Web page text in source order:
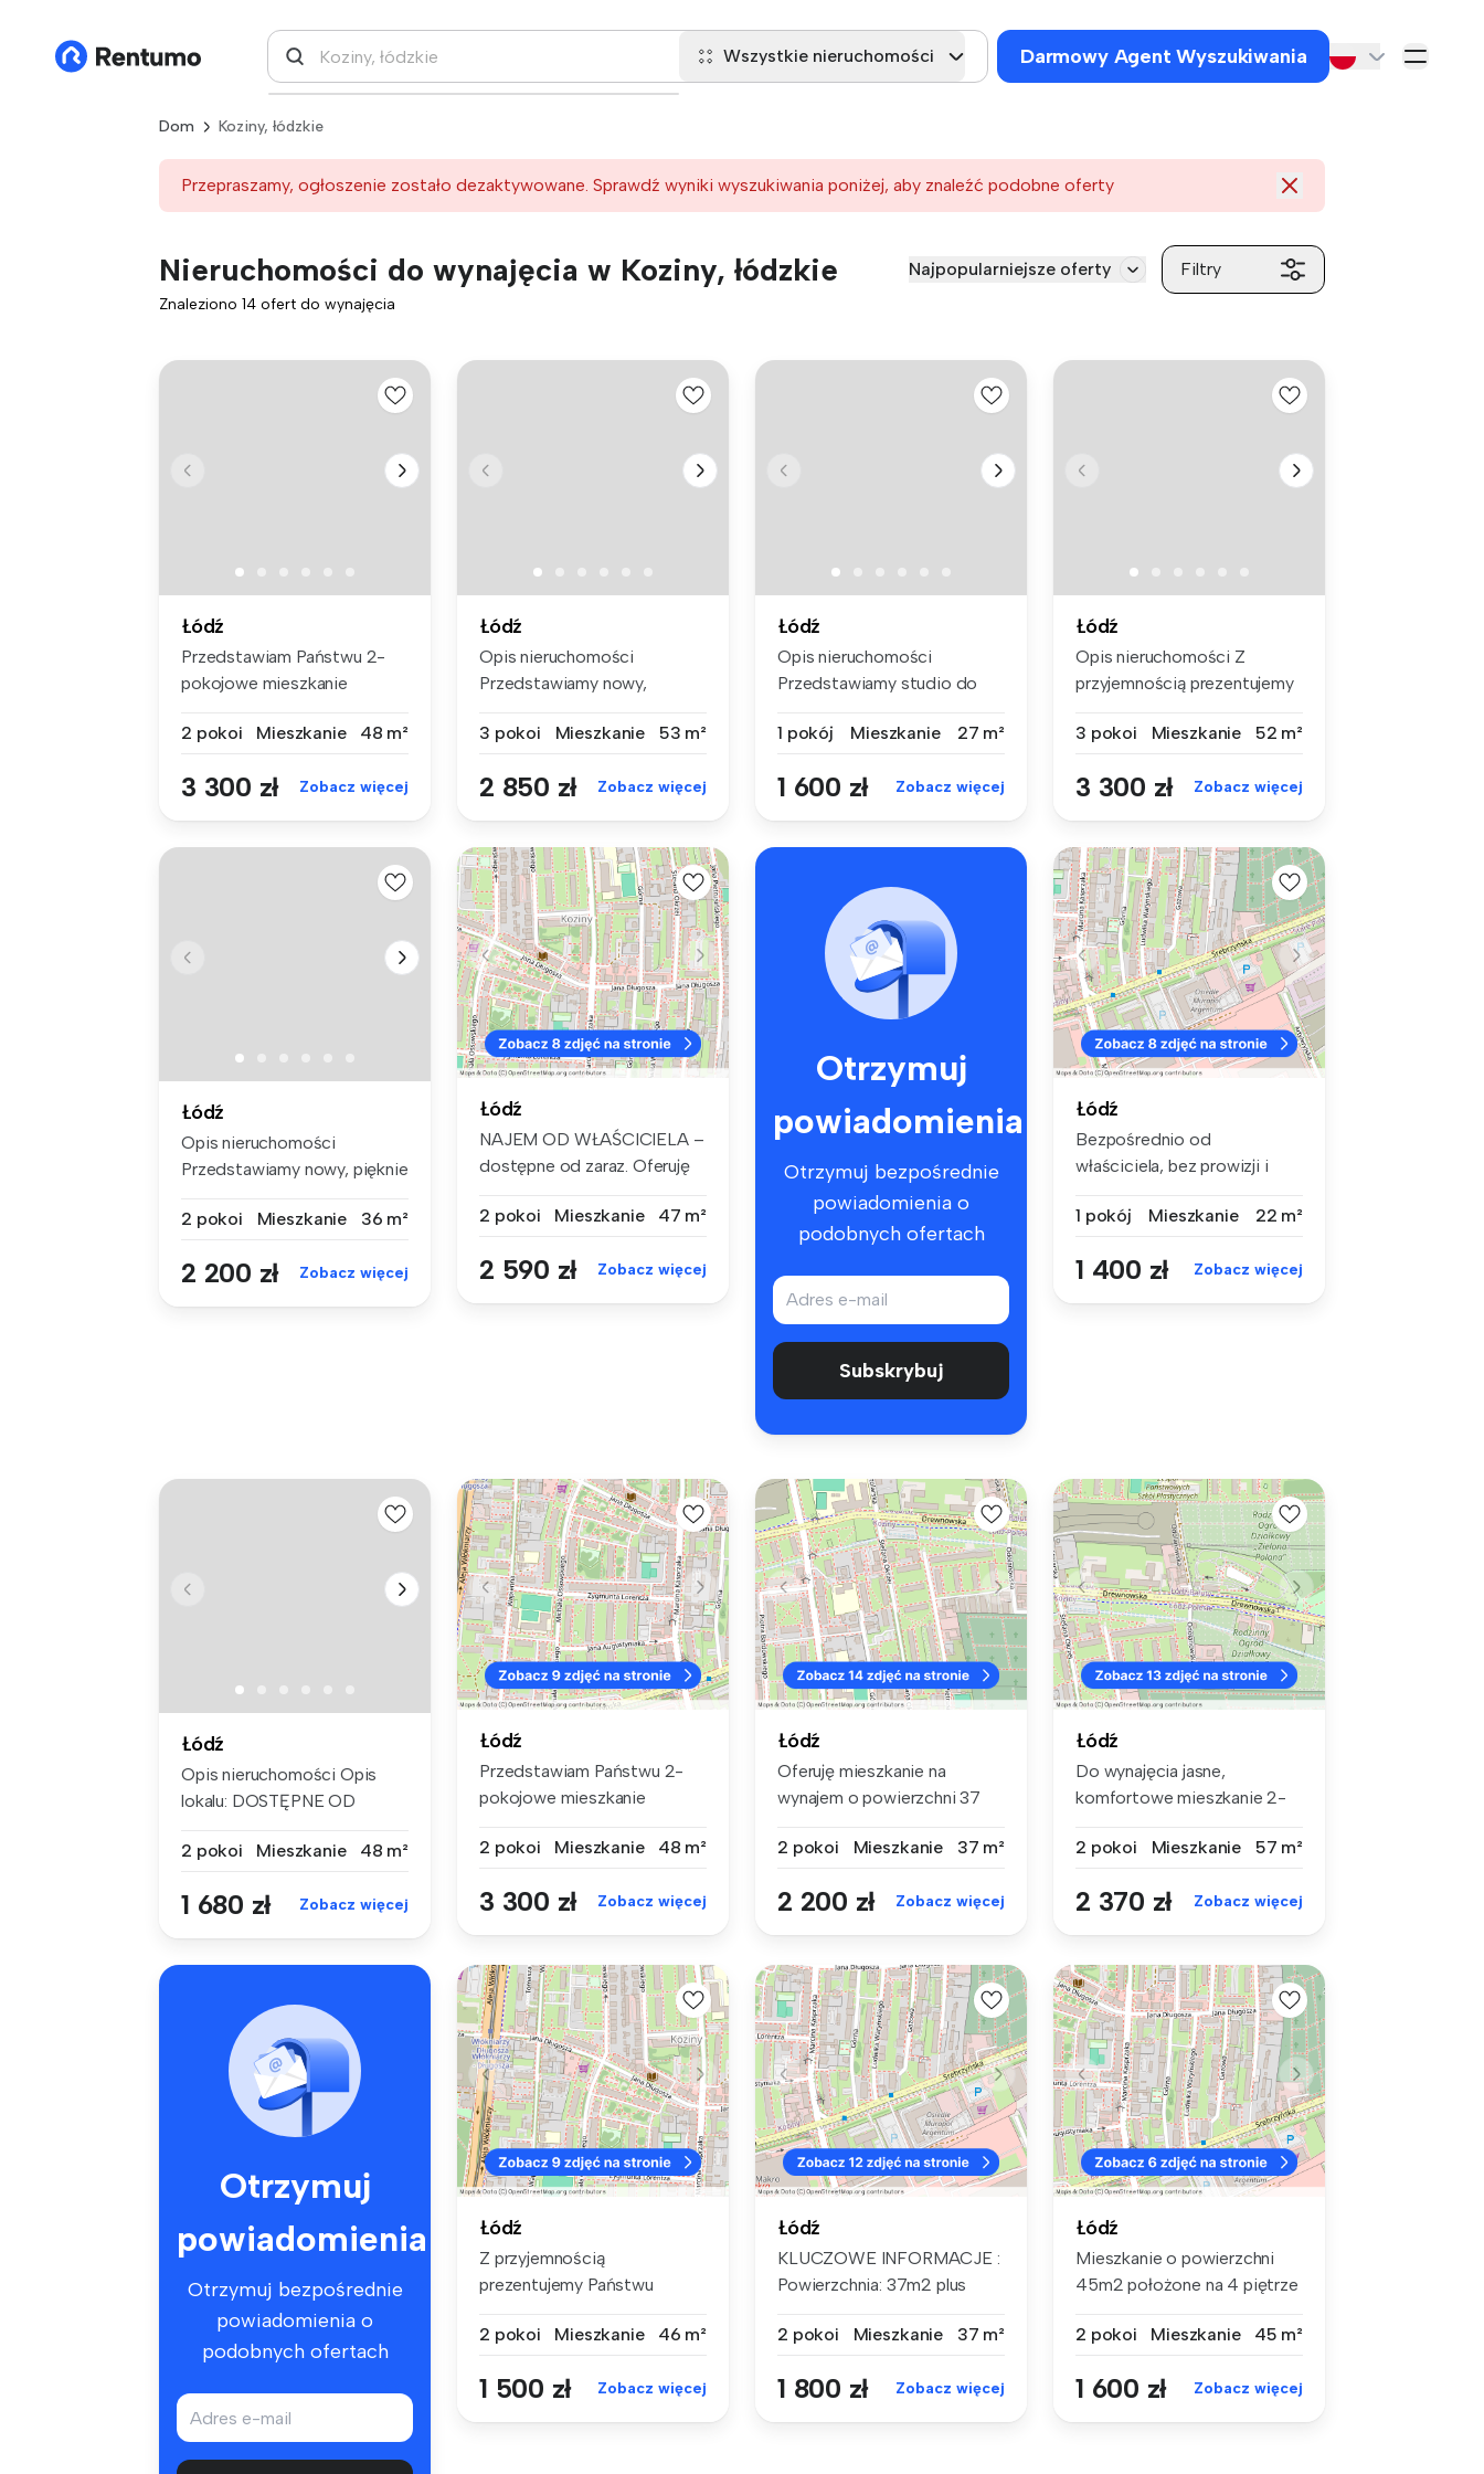
Wszystkie nieruchomości Darmowy Agent Wyszukiwania
Dom Koziny, łódzkie
Przepraszamy, ogłoszenie zostało dezaktywowane. Sprawdź wyniki wyszukiwania poniżej, aby znaleźć podobne oferty
Nieruchomości do wynajęcia w Koziny, łódzkie Najpopularniejsze oferty Filtry
Znaleziono 14 ofert do wynajęcia
Łódź
Przedstawiam Państwu 2-
pokojowe mieszkanie
2 pokoi
Mieszkanie 48 m²
3 300 zł Zobacz więcej
Łódź
Opis nieruchomości
Przedstawiamy nowy,
3 pokoi
Mieszkanie 53 m²
2 850 zł Zobacz więcej
Łódź
Opis nieruchomości
Przedstawiamy studio do
1 pokój
Mieszkanie 27 m²
1 600 zł Zobacz więcej
Łódź
Opis nieruchomości Z
przyjemnością prezentujemy
3 pokoi
Mieszkanie 52 m²
3 300 zł Zobacz więcej
Łódź
Opis nieruchomości
Przedstawiamy nowy, pięknie
2 pokoi
Mieszkanie 36 m²
2 200 zł Zobacz więcej
Łódź
NAJEM OD WŁAŚCICIELA –
dostępne od zaraz. Oferuję
2 pokoi
Mieszkanie 47 m²
2 590 zł Zobacz więcej
Otrzymuj
powiadomienia
Otrzymuj bezpośrednie
powiadomienia o
podobnych ofertach
Subskrybuj
Łódź
Bezpośrednio od
właściciela, bez prowizji i
1 pokój
Mieszkanie 22 m²
1 400 zł Zobacz więcej
Łódź
Opis nieruchomości Opis
lokalu: DOSTĘPNE OD
2 pokoi
Mieszkanie 48 m²
1 680 zł Zobacz więcej
Łódź
Przedstawiam Państwu 2-
pokojowe mieszkanie
2 pokoi
Mieszkanie 48 m²
3 300 zł Zobacz więcej
Łódź
Oferuję mieszkanie na
wynajem o powierzchni 37
2 pokoi
Mieszkanie 37 m²
2 200 zł Zobacz więcej
Łódź
Do wynajęcia jasne,
komfortowe mieszkanie 2-
2 pokoi
Mieszkanie 57 m²
2 370 zł Zobacz więcej
Otrzymuj
powiadomienia
Otrzymuj bezpośrednie
powiadomienia o
podobnych ofertach
Łódź
Z przyjemnością
prezentujemy Państwu
2 pokoi
Mieszkanie 46 m²
1 500 zł Zobacz więcej
Łódź
KLUCZOWE INFORMACJE :
Powierzchnia: 37m2 plus
2 pokoi
Mieszkanie 37 m²
1 800 zł Zobacz więcej
Łódź
Mieszkanie o powierzchni
45m2 położone na 4 piętrze
2 pokoi
Mieszkanie 45 m²
1 600 zł Zobacz więcej